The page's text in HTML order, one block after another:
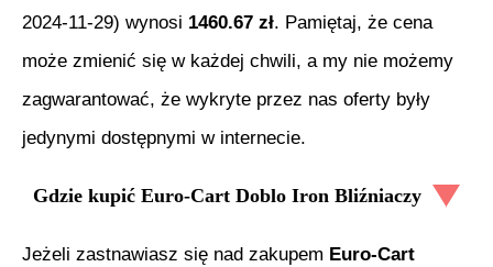
2024-11-29) wynosi 1460.67 zł. Pamiętaj, że cena
może zmienić się w każdej chwili, a my nie możemy
zagwarantować, że wykryte przez nas oferty były
jedynymi dostępnymi w internecie.
Gdzie kupić Euro-Cart Doblo Iron Bliźniaczy
Jeżeli zastnawiasz się nad zakupem Euro-Cart